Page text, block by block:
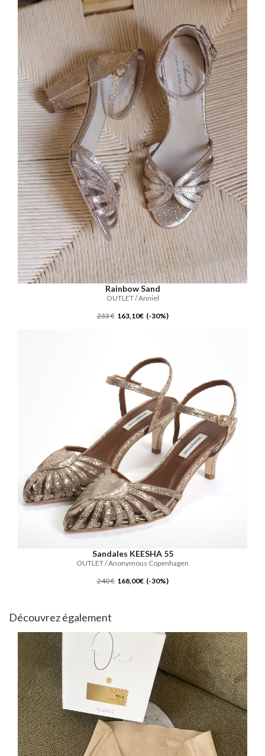
Rainbow Sand
OUTLET / Anniel
233 € 163,10€ (-30%)
Sandales KEESHA 55
OUTLET / Anonymous Copenhagen
240 € 168,00€ (-30%)
Découvrez également